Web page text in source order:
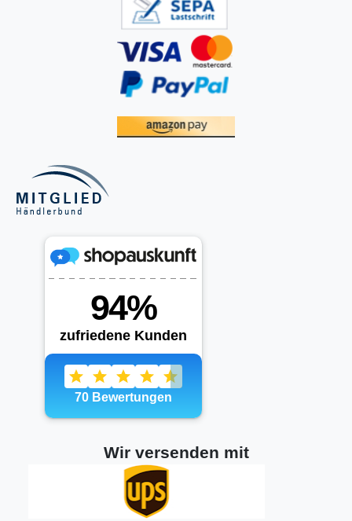
Wir versenden mit